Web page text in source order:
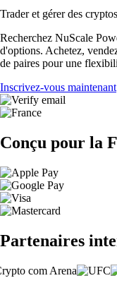
Trader et gérer des cryptos
Recherchez NuScale
d'options. Achetez,
de paires pour une
Inscrivez-vous maintenant
Conçu pour la
Partenaires